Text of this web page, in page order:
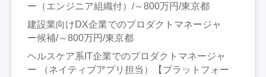
ー（エンジニア組織付）/～800万円/東京都
建設業向けDX企業でのプロダクトマネージャ
ー候補/～800万円/東京都
ヘルスケア系IT企業でのプロダクトマネージャ
ー （ネイティブアプリ担当）【プラットフォー